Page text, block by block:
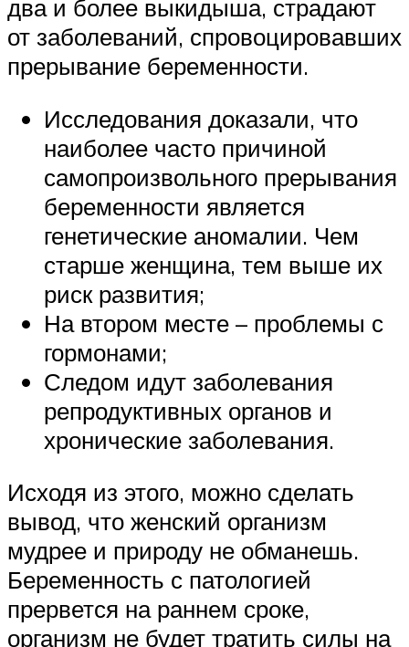
два и более выкидыша, страдают
от заболеваний, спровоцировавших
прерывание беременности.
Исследования доказали, что
наиболее часто причиной
самопроизвольного прерывания
беременности является
генетические аномалии. Чем
старше женщина, тем выше их
риск развития;
На втором месте – проблемы с
гормонами;
Следом идут заболевания
репродуктивных органов и
хронические заболевания.
Исходя из этого, можно сделать
вывод, что женский организм
мудрее и природу не обманешь.
Беременность с патологией
прервется на раннем сроке,
организм не будет тратить силы на